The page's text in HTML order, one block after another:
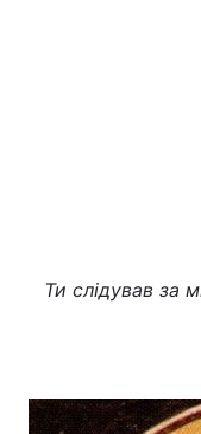
Екологія
Ти слідував за